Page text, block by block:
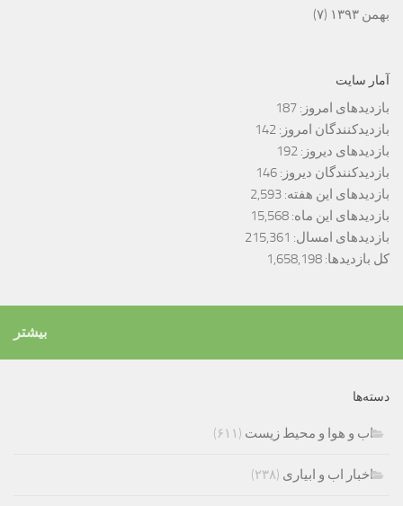
بهمن ۱۳۹۳
(۷)
آمار سایت
بازدیدهای امروز: 187
بازدیدکنندگان امروز: 142
بازدیدهای دیروز: 192
بازدیدکنندگان دیروز: 146
بازدیدهای این هفته: 2,593
بازدیدهای این ماه: 15,568
بازدیدهای امسال: 215,361
کل بازدیدها: 1,658,198
بیشتر
دسته‌ها
اب و هوا و محیط زیست (۶۱۱)
اخبار اب و ابیاری (۲۳۸)